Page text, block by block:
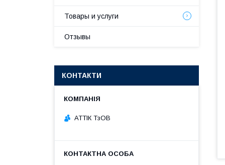
Товары и услуги
Отзывы
КОНТАКТИ
АТТІК ТзОВ